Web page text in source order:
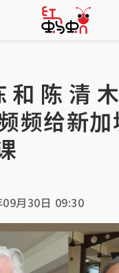
和陈清
给新加
月30日 09:30